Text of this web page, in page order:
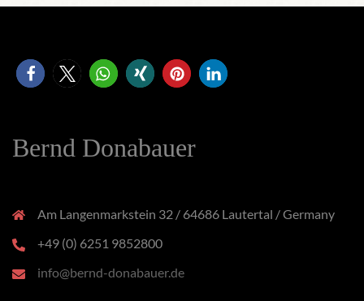
Bernd Donabauer
Am Langenmarkstein 32 / 64686 Lautertal / Germany
+49 (0) 6251 9852800
info@bernd-donabauer.de